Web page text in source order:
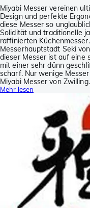
Miyabi Messer vereinen
Design und perfekte
diese Messer so
Solidität und traditionelle
raffinierten
Messerhauptstadt Seki
dieser Messer ist auf eine
mit einer sehr dünn
scharf. Nur wenige
Miyabi Messer von Zwilling.
Mehr lesen